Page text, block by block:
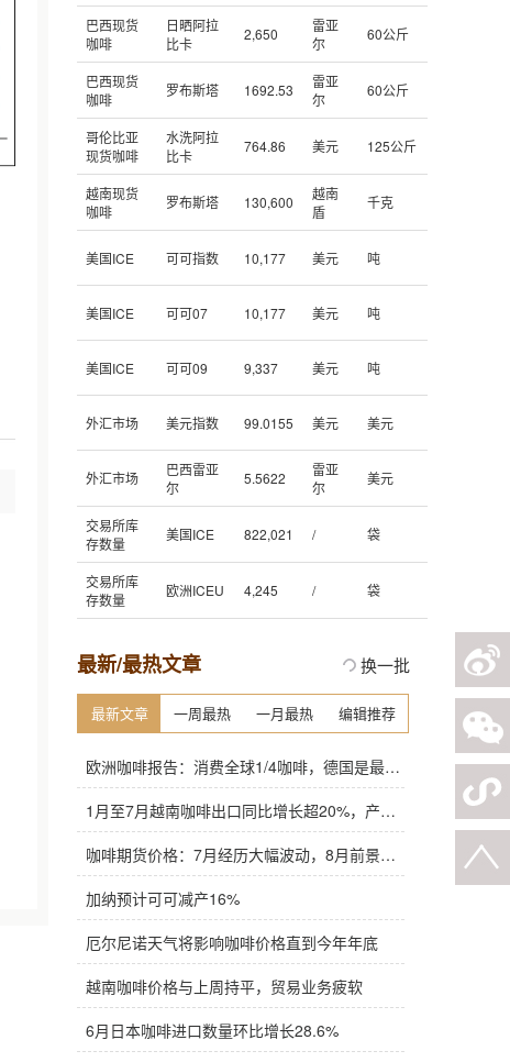
巴西现货
咖啡
日晒阿拉
比卡
2,650
雷亚
尔
60公斤
巴西现货
咖啡
罗布斯塔 1692.53
雷亚
尔
60公斤
哥伦比亚
现货咖啡
水洗阿拉
比卡
764.86 美元 125公斤
越南现货
咖啡
罗布斯塔 130,600
越南
盾
千克
美国ICE 可可指数 10,177 美元 吨
美国ICE 可可07 10,177 美元 吨
美国ICE 可可09 9,337 美元 吨
外汇市场 美元指数 99.0155 美元 美元
外汇市场
巴西雷亚
尔
5.5622
雷亚
尔
美元
交易所库
存数量
美国ICE 822,021 / 袋
交易所库
存数量
欧洲ICEU 4,245 / 袋
最新/最热文章 换一批
最新文章 一周最热 一月最热 编辑推荐
欧洲咖啡报告：消费全球1/4咖啡，德国是最大进口国，意大利在烘焙咖啡生产中领先
1月至7月越南咖啡出口同比增长超20%，产量也将是过去四年来最高
咖啡期货价格：7月经历大幅波动，8月前景依旧不明朗
加纳预计可可减产16%
厄尔尼诺天气将影响咖啡价格直到今年年底
越南咖啡价格与上周持平，贸易业务疲软
6月日本咖啡进口数量环比增长28.6%